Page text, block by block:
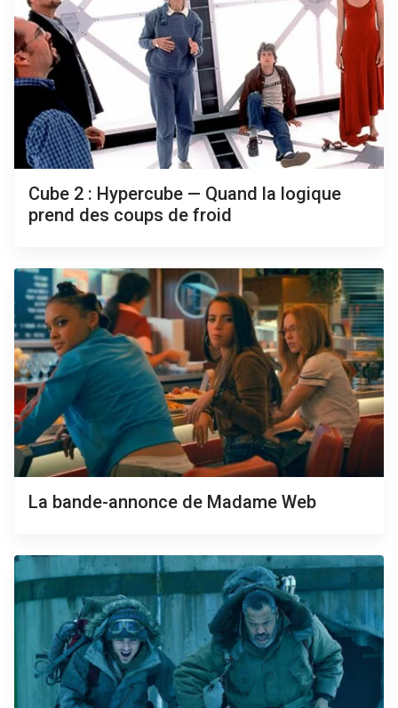
Cube 2 : Hypercube — Quand la logique
prend des coups de froid
La bande-annonce de Madame Web